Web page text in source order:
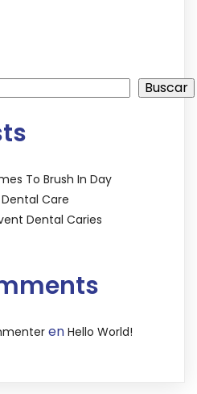
Buscar
To Brush In Day
Care
Dental Caries
en Hello World!